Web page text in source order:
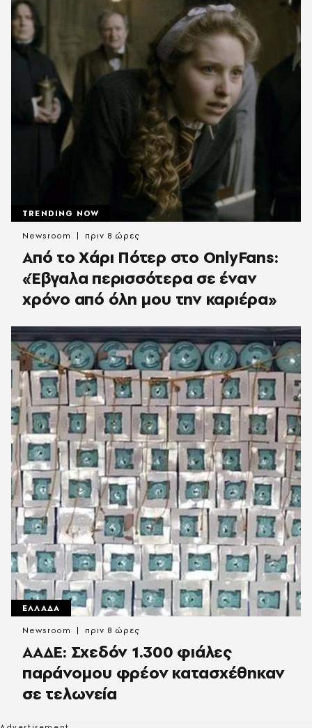
TRENDING NOW
Από το Χάρι Πότερ στο OnlyFans:
«Έβγαλα περισσότερα σε έναν
χρόνο από όλη μου την καριέρα»
Newsroom πριν 8 ώρες
ΕΛΛΑΔΑ
ΑΑΔΕ: Σχεδόν 1.300 φιάλες
παράνομου φρέον κατασχέθηκαν
σε τελωνεία
Newsroom πριν 8 ώρες